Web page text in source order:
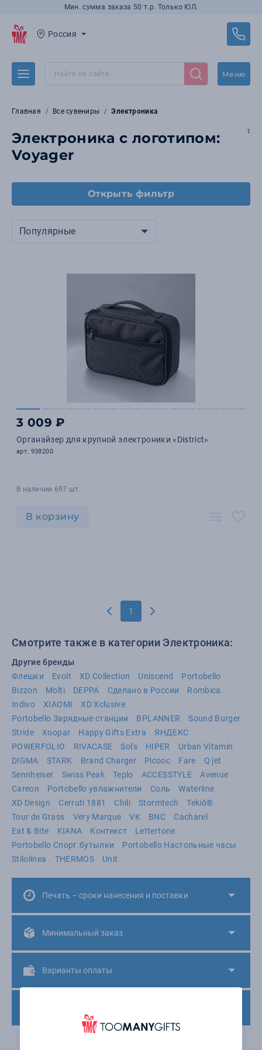
Мин. сумма заказа 50 т.р. Только ЮЛ.
Россия
Меню
Главная Все сувениры Электроника
Электроника с логотипом:
Voyager
1
Открыть фильтр
Популярные
3 009 ₽
Органайзер для крупной электроники «District»
арт. 938200
В наличии 697 шт.
В корзину
1
Смотрите также в категории Электроника:
Другие бренды
Флешки
Evolt XD Collection Uniscend
Portobello
Bizzon
Molti DEPPA Сделано в России
Rombica
Indivo
XIAOMI
XD Xclusive
Portobello Зарядные станции
BPLANNER
Sound Burger
Stride
Xoopar Happy Gifts Extra
ЯНДЕКС
POWERFOLIO
RIVACASE Sol's HIPER
Urban Vitamin
DIGMA
STARK Brand Charger Picooc Fare
Q jet
Sennheiser
Swiss Peak Teplo ACCESSTYLE
Avenue
Careon
Portobello увлажнители Соль
Waterline
XD Design
Cerruti 1881 Chili Stormtech
Tekiō®
Tour de Grass
Very Marque VK BNC
Cacharel
Eat & Bite
KIANA Контекст
Lettertone
Portobello Спорт.бутылки
Portobello Настольные часы
Stilolinea
THERMOS Unit
Печать – сроки нанесения и поставки
Минимальный заказ
Варианты оплаты